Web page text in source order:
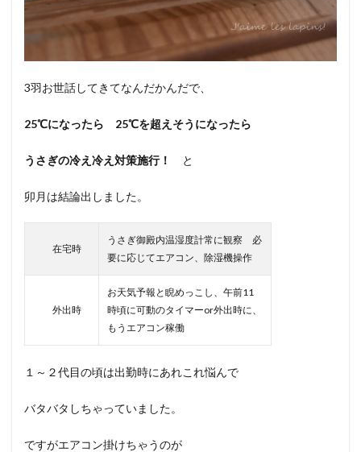
3羽お世話してきてなんだかんだで、
25℃になったら 25℃を超えそうになったら
うさぎの冷え冷え対策施行！ と
卯月は結論出しました。
在宅時
うさぎ御殿内温湿度計常に観察 必
要に応じてエアコン、除湿機操作
外出時
お天気予報と睨めっこし、午前11
時頃に可動のタイマーor外出時に、
もうエアコン稼働
１～２代目の頃は出勤時にあれこれ悩んで
バタバタしちゃっていました。
ですがエアコン掛けちゃうのが